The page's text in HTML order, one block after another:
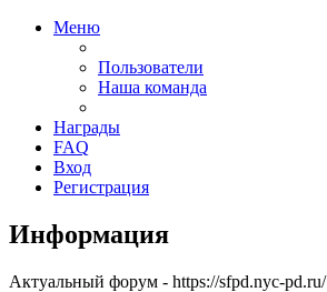
Меню
Пользователи
Наша команда
Награды
FAQ
Вход
Регистрация
Информация
Актуальный форум - https://sfpd.nyc-pd.ru/